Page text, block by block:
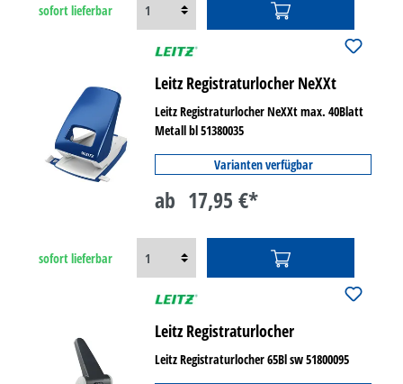
sofort lieferbar
Leitz Registraturlocher NeXXt
Leitz Registraturlocher NeXXt max. 40Blatt
Metall bl 51380035
Varianten verfügbar
ab 17,95 €*
sofort lieferbar
Leitz Registraturlocher
Leitz Registraturlocher 65Bl sw 51800095